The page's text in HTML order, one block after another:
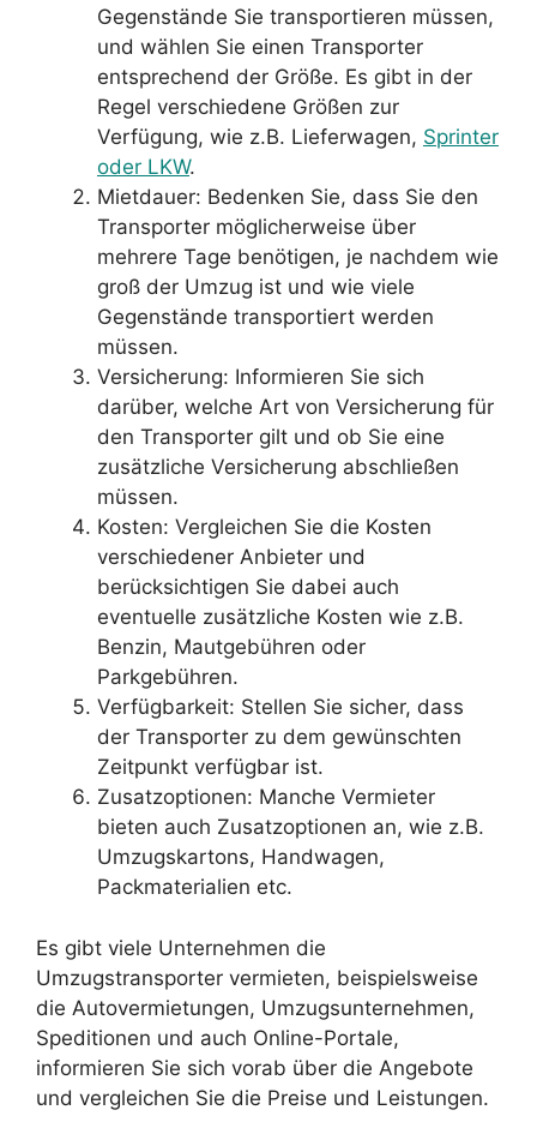
Gegenstände Sie transportieren müssen,
und wählen Sie einen Transporter
entsprechend der Größe. Es gibt in der
Regel verschiedene Größen zur
Verfügung, wie z.B. Lieferwagen, Sprinter
oder LKW.
Mietdauer: Bedenken Sie, dass Sie den
Transporter möglicherweise über
mehrere Tage benötigen, je nachdem wie
groß der Umzug ist und wie viele
Gegenstände transportiert werden
müssen.
Versicherung: Informieren Sie sich
darüber, welche Art von Versicherung für
den Transporter gilt und ob Sie eine
zusätzliche Versicherung abschließen
müssen.
Kosten: Vergleichen Sie die Kosten
verschiedener Anbieter und
berücksichtigen Sie dabei auch
eventuelle zusätzliche Kosten wie z.B.
Benzin, Mautgebühren oder
Parkgebühren.
Verfügbarkeit: Stellen Sie sicher, dass
der Transporter zu dem gewünschten
Zeitpunkt verfügbar ist.
Zusatzoptionen: Manche Vermieter
bieten auch Zusatzoptionen an, wie z.B.
Umzugskartons, Handwagen,
Packmaterialien etc.
Es gibt viele Unternehmen die
Umzugstransporter vermieten, beispielsweise
die Autovermietungen, Umzugsunternehmen,
Speditionen und auch Online-Portale,
informieren Sie sich vorab über die Angebote
und vergleichen Sie die Preise und Leistungen.